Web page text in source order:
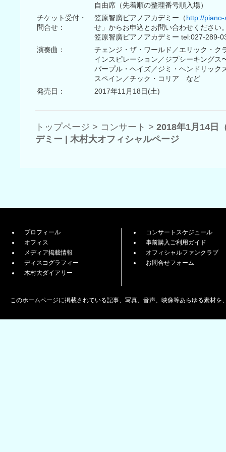
自由席（先着順の整理番号順入場）
チケット受付・
問合せ：
笠原智廣ピアノアカデミー（http://piano-
せ」からお申込とお問い合わせください
笠原智廣ピアノアカデミー tel:027-289-
演奏曲：
チェンジ・ザ・ワールド／エリック・ク
インスピレーション／ジプシーキング
パープル・ヘイズ／ジミ・ヘンドリック
スペイン／チック・コリア など
発売日：
2017年11月18日(土)
トップページ > コンサート > 2018年1月14日
デミー | 木村大オフィシャルページ
プロフィール
オフィス
メディア掲載情報
ディスコグラフィー
木村大ダイアリー
コンサートスケジュール
事前購入ご利用ガイド
オフィシャルファンクラブ
お問合せフォーム
このホームページに掲載されている記事、写真、音声、映像等あらゆる素材